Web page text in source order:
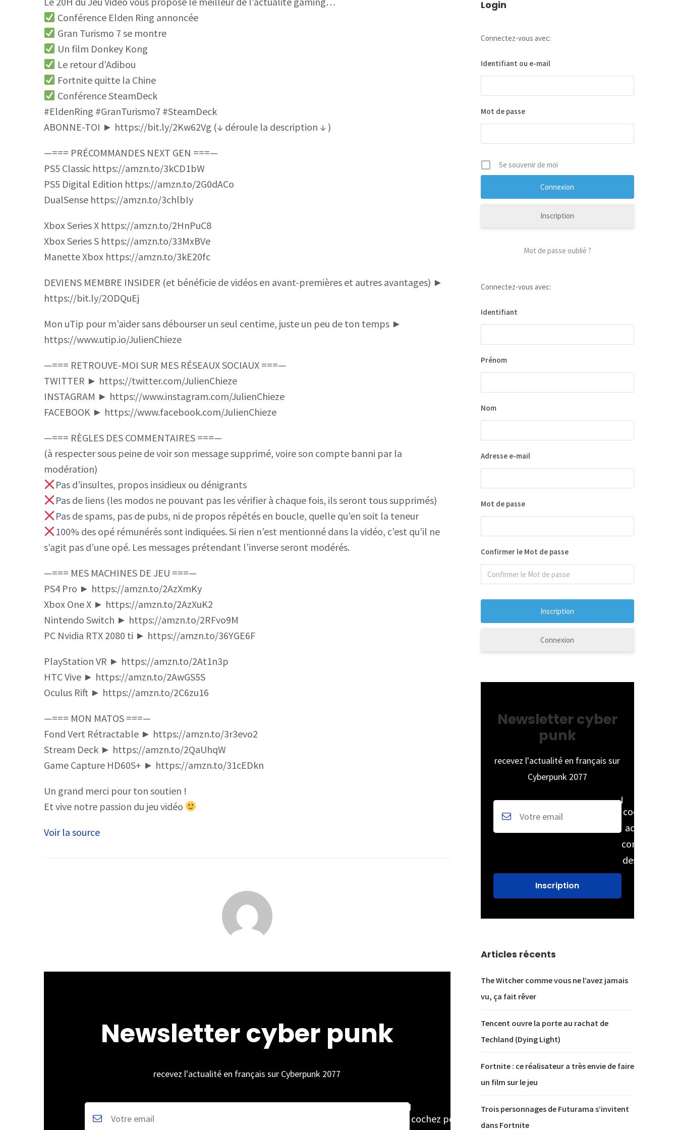
Conférence Elden Ring annoncée
Gran Turismo 7 se montre
Un film Donkey Kong
Le retour d’Adibou
Fortnite quitte la Chine
Conférence SteamDeck
#EldenRing #GranTurismo7 #SteamDeck
ABONNE-TOI ► https://bit.ly/2Kw62Vg (↓ déroule la description ↓ )
—=== PRÉCOMMANDES NEXT GEN ===—
PS5 Classic https://amzn.to/3kCD1bW
PS5 Digital Edition https://amzn.to/2G0dACo
DualSense https://amzn.to/3chlbIy
Xbox Series X https://amzn.to/2HnPuC8
Xbox Series S https://amzn.to/33MxBVe
Manette Xbox https://amzn.to/3kE20fc
DEVIENS MEMBRE INSIDER (et bénéficie de vidéos en avant-premières et autres avantages) ►
https://bit.ly/2ODQuEj
Mon uTip pour m’aider sans débourser un seul centime, juste un peu de ton temps ►
https://www.utip.io/JulienChieze
—=== RETROUVE-MOI SUR MES RÉSEAUX SOCIAUX ===—
TWITTER ► https://twitter.com/JulienChieze
INSTAGRAM ► https://www.instagram.com/JulienChieze
FACEBOOK ► https://www.facebook.com/JulienChieze
—=== RÈGLES DES COMMENTAIRES ===—
(à respecter sous peine de voir son message supprimé, voire son compte banni par la
modération)
Pas d’insultes, propos insidieux ou dénigrants
Pas de liens (les modos ne pouvant pas les vérifier à chaque fois, ils seront tous supprimés)
Pas de spams, pas de pubs, ni de propos répétés en boucle, quelle qu’en soit la teneur
100% des opé rémunérés sont indiquées. Si rien n’est mentionné dans la vidéo, c’est qu’il ne
s’agit pas d’une opé. Les messages prétendant l’inverse seront modérés.
—=== MES MACHINES DE JEU ===—
PS4 Pro ► https://amzn.to/2AzXmKy
Xbox One X ► https://amzn.to/2AzXuK2
Nintendo Switch ► https://amzn.to/2RFvo9M
PC Nvidia RTX 2080 ti ► https://amzn.to/36YGE6F
PlayStation VR ► https://amzn.to/2At1n3p
HTC Vive ► https://amzn.to/2AwGS5S
Oculus Rift ► https://amzn.to/2C6zu16
—=== MON MATOS ===—
Fond Vert Rétractable ► https://amzn.to/3r3evo2
Stream Deck ► https://amzn.to/2QaUhqW
Game Capture HD60S+ ► https://amzn.to/31cEDkn
Un grand merci pour ton soutien !
Et vive notre passion du jeu vidéo
Voir la source
Newsletter cyber punk
recevez l'actualité en français sur Cyberpunk 2077
cochez pour
Login
Connectez-vous avec:
Identifiant ou e-mail
Mot de passe
Se souvenir de moi
Inscription
Mot de passe oublié ?
Connectez-vous avec:
Identifiant
Prénom
Nom
Adresse e-mail
Mot de passe
Confirmer le Mot de passe
Connexion
Newsletter cyber
punk
recevez l'actualité en français sur
Cyberpunk 2077
cochez pour
accepter la
conservation
des données
Articles récents
The Witcher comme vous ne l’avez jamais
vu, ça fait rêver
Tencent ouvre la porte au rachat de
Techland (Dying Light)
Fortnite : ce réalisateur a très envie de faire
un film sur le jeu
Trois personnages de Futurama s’invitent
dans Fortnite